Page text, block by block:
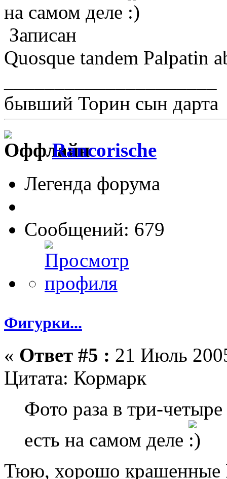
на самом деле
Записан
Quosque tandem Palpatin
бывший Торин сын дарта
Rancorische
Легенда форума
Сообщений: 679
Фигурки...
« Ответ #5 : 21 Июль
Цитата: Кормарк
Фото раза в три-
есть на самом деле
Тюю, хорошо крашенные